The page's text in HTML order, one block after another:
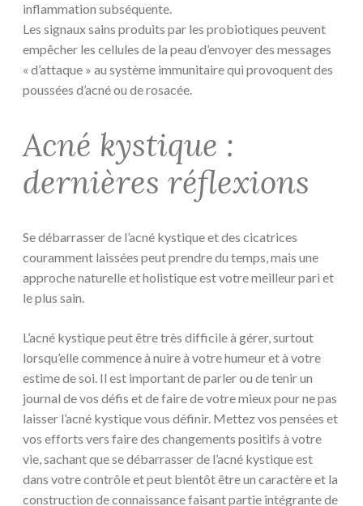
inflammation subséquente.
Les signaux sains produits par les probiotiques peuvent
empêcher les cellules de la peau d’envoyer des messages
« d’attaque » au système immunitaire qui provoquent des
poussées d’acné ou de rosacée.
Acné kystique :
dernières réflexions
Se débarrasser de l’acné kystique et des cicatrices
couramment laissées peut prendre du temps, mais une
approche naturelle et holistique est votre meilleur pari et
le plus sain.
L’acné kystique peut être très difficile à gérer, surtout
lorsqu’elle commence à nuire à votre humeur et à votre
estime de soi. Il est important de parler ou de tenir un
journal de vos défis et de faire de votre mieux pour ne pas
laisser l’acné kystique vous définir. Mettez vos pensées et
vos efforts vers faire des changements positifs à votre
vie, sachant que se débarrasser de l’acné kystique est
dans votre contrôle et peut bientôt être un caractère et la
construction de connaissance faisant partie intégrante de